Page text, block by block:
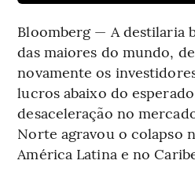
Bloomberg — A destilaria
das maiores do mundo,
novamente os
lucros abaixo do
desaceleração no
Norte agravou o colapso
América Latina e no